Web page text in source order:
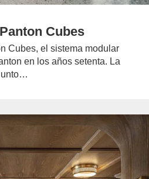
Cubes
Cubes, el sistema modular
en los años setenta. La